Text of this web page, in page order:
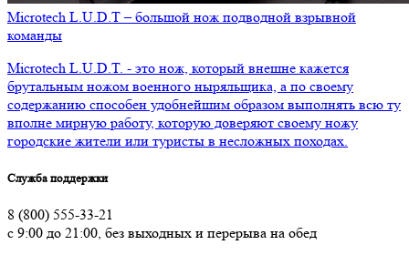
​Microtech L.U.D.T – большой нож подводной взрывной
команды
Microtech L.U.D.T. - это нож, который внешне кажется
брутальным ножом военного ныряльщика, а по своему
содержанию способен удобнейшим образом выполнять всю ту
вполне мирную работу, которую доверяют своему ножу
городские жители или туристы в несложных походах.
Служба поддержки
8 (800) 555-33-21
с 9:00 до 21:00, без выходных и перерыва на обед